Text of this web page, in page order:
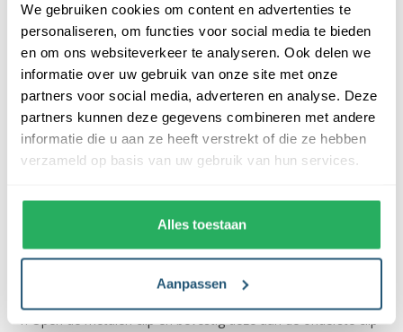
We gebruiken cookies om content en advertenties te
personaliseren, om functies voor social media te bieden
en om ons websiteverkeer te analyseren. Ook delen we
informatie over uw gebruik van onze site met onze
partners voor social media, adverteren en analyse. Deze
partners kunnen deze gegevens combineren met andere
informatie die u aan ze heeft verstrekt of die ze hebben
verzameld op basis van uw gebruik van hun services.
Alles toestaan
Aanpassen
diefstalsysteem of liersysteem. Deze zorgt ervoor dat de vlag
naar beneden komt als je deze laat zakken. Het staafgewicht
premium is geschikt voor ieder type vlaggenmast en heeft een
gewicht van +/- 1100 gram.
Bevestiging van het staafgewicht
premium
beschadigingen aan de mast. Zowel aan de boven- als
onderkant zitten metalen clips. Het gewicht wordt als volgt
Open de metalen clip en bevestig deze aan de onderste clip